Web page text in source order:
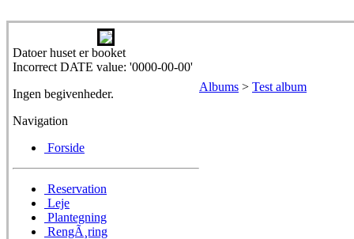
Datoer huset er booket
Incorrect DATE value: '0000-00-00'
Ingen begivenheder.
Navigation
Forside
Reservation
Leje
Plantegning
RengÃ¸ring
Albums > Test album